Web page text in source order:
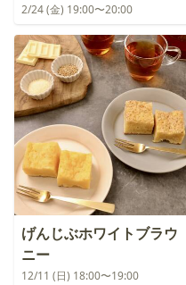
2/24 (金) 19:00〜20:00
げんじぶホワイトブラウ
ニー
12/11 (日) 18:00〜19:00